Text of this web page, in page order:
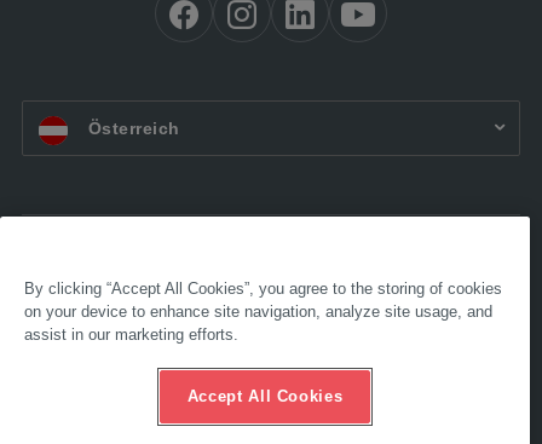
AT: Österreich
© 2024 AL-KO. Alle Rechte vorbehalten. – AL-KO Technology Austria GmbH
AGB
Datenschutz
Compliance
Ethik-Hotline
By clicking “Accept All Cookies”, you agree to the storing of cookies
on your device to enhance site navigation, analyze site usage, and
assist in our marketing efforts.
Accept All Cookies